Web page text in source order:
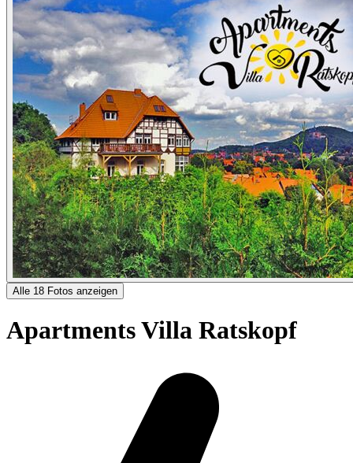
Alle 18 Fotos anzeigen
Apartments Villa Ratskopf